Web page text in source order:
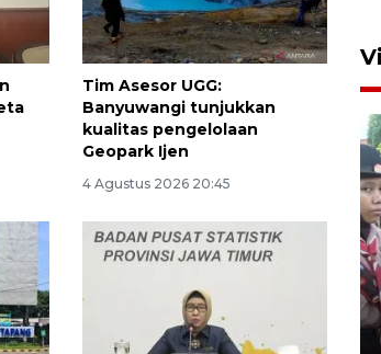
Tim Asesor UGG:
Banyuwangi tunjukkan
kualitas pengelolaan
Geopark Ijen
4 Agustus 2026 20:45
optimalkan penguatan
Tangguh Bencana di
Timur
Agustus 2026 19:09